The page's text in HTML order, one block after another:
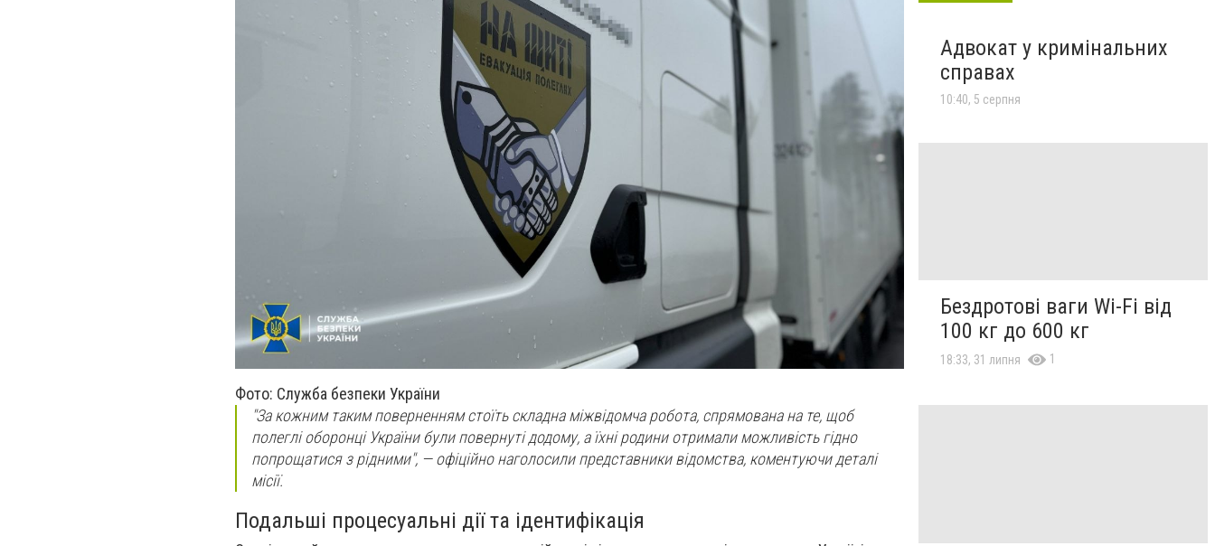
Фото: Служба безпеки України
"За кожним таким поверненням стоїть складна міжвідомча робота, спрямована на те, щоб
полеглі оборонці України були повернуті додому, а їхні родини отримали можливість гідно
попрощатися з рідними", — офіційно наголосили представники відомства, коментуючи деталі
місії.
Подальші процесуальні дії та ідентифікація
Адвокат у кримінальних
справах
10:40, 5 серпня
Бездротові ваги Wi-Fi від
100 кг до 600 кг
18:33, 31 липня 1